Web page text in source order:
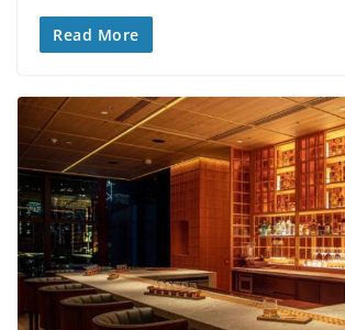
Read More